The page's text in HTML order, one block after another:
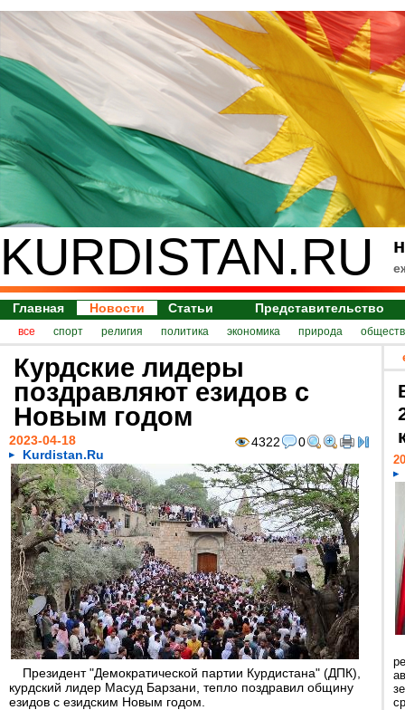
KURDISTAN.RU
Главная Новости Статьи Представительство
все спорт религия политика экономика природа
Курдские лидеры
поздравляют езидов с
Новым годом
4322 0
2023-04-18
Kurdistan.Ru
Президент "Демократической партии Курдистана" (ДПК),
курдский лидер Масуд Барзани, тепло поздравил общину
езидов с езидским Новым годом.